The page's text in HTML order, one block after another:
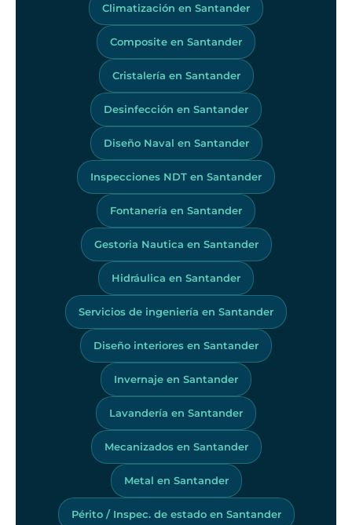
Climatización en Santander
Composite en Santander
Cristalería en Santander
Desinfección en Santander
Diseño Naval en Santander
Inspecciones NDT en Santander
Fontanería en Santander
Gestoria Nautica en Santander
Hidráulica en Santander
Servicios de ingeniería en Santander
Diseño interiores en Santander
Invernaje en Santander
Lavandería en Santander
Mecanizados en Santander
Metal en Santander
Périto / Inspec. de estado en Santander